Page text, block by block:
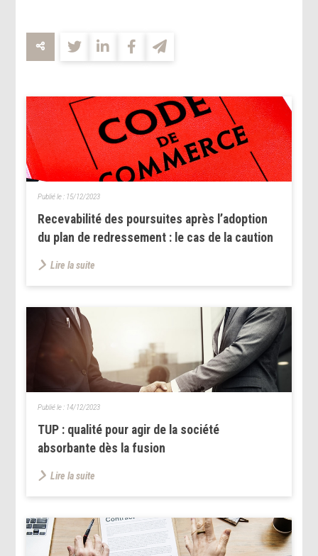
Recevabilité des poursuites après l’adoption
du plan de redressement : le cas de la caution
Publié le : 15/12/2023
Lire la suite
TUP : qualité pour agir de la société
absorbante dès la fusion
Publié le : 14/12/2023
Lire la suite